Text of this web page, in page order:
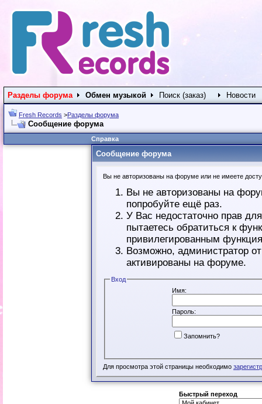
Разделы форума Обмен музыкой Поиск (заказ) Новости
Fresh Records >Разделы форума
Сообщение форума
Справка
Сообщение форума
Вы не авторизованы на форуме или не имеете
Вы не авторизованы на
попробуйте ещё раз.
У Вас недостаточно прав
пытаетесь обратиться к
привилегированным
Возможно, администратор
активированы на форуме.
Вход
Имя:
Пароль:
Запомнить?
Для просмотра этой страницы необходимо
Быстрый переход